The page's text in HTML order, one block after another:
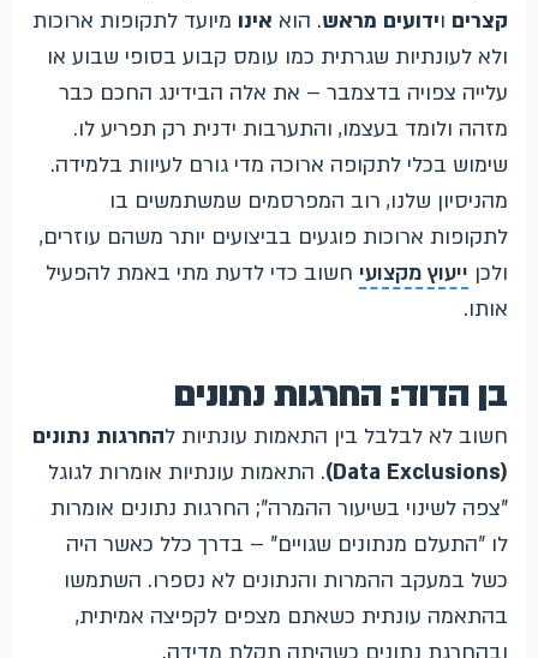
קצרים וידועים מראש. הוא אינו מיועד לתקופות ארוכות
ולא לעונתיות שגרתית כמו עומס קבוע בסופי שבוע או
עלייה צפויה בדצמבר – את אלה הבידינג החכם כבר
מזהה ולומד בעצמו, והתערבות ידנית רק תפריע לו.
שימוש בכלי לתקופה ארוכה מדי גורם לעיוות בלמידה.
מהניסיון שלנו, רוב המפרסמים שמשתמשים בו
לתקופות ארוכות פוגעים בביצועים יותר משהם עוזרים,
ולכן ייעוץ מקצועי חשוב כדי לדעת מתי באמת להפעיל
אותו.
בן הדוד: החרגות נתונים
חשוב לא לבלבל בין התאמות עונתיות להחרגות נתונים
(Data Exclusions)
. התאמות עונתיות אומרות לגוגל
"צפה לשינוי בשיעור ההמרה"; החרגות נתונים אומרות
לו "התעלם מנתונים שגויים" – בדרך כלל כאשר היה
כשל במעקב ההמרות והנתונים לא נספרו. השתמשו
בהתאמה עונתית כשאתם מצפים לקפיצה אמיתית,
ובהחרגת נתונים כשהיתה תקלת מדידה.